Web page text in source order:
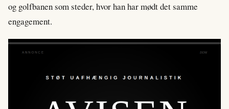
og golfbanen som steder, hvor han har mødt det samme
engagement.